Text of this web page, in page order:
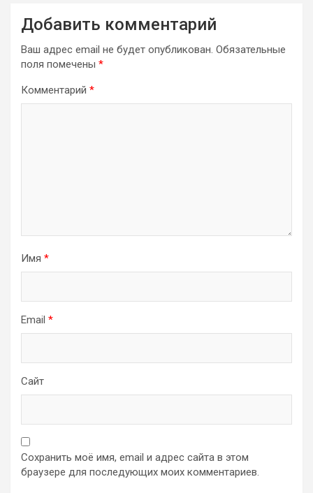
Добавить комментарий
Ваш адрес email не будет опубликован. Обязательные
поля помечены *
Комментарий *
Имя *
Email *
Сайт
Сохранить моё имя, email и адрес сайта в этом
браузере для последующих моих комментариев.